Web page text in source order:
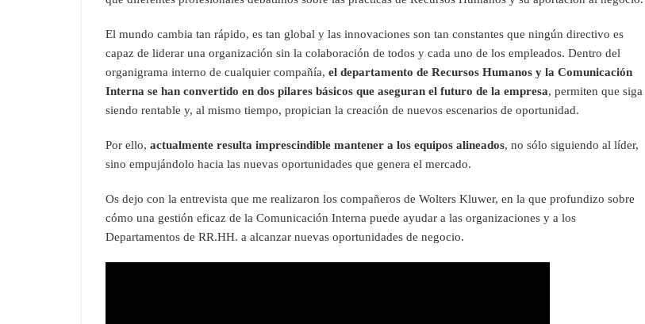
El mundo cambia tan rápido, es tan global y las innovaciones son tan constantes que ningún directivo es
capaz de liderar una organización sin la colaboración de todos y cada uno de los empleados. Dentro del
organigrama interno de cualquier compañía, el departamento de Recursos Humanos y la Comunicación
Interna se han convertido en dos pilares básicos que aseguran el futuro de la empresa, permiten que siga
siendo rentable y, al mismo tiempo, propician la creación de nuevos escenarios de oportunidad.
Por ello, actualmente resulta imprescindible mantener a los equipos alineados, no sólo siguiendo al líder,
sino empujándolo hacia las nuevas oportunidades que genera el mercado.
Os dejo con la entrevista que me realizaron los compañeros de Wolters Kluwer, en la que profundizo sobre
cómo una gestión eficaz de la Comunicación Interna puede ayudar a las organizaciones y a los
Departamentos de RR.HH. a alcanzar nuevas oportunidades de negocio.